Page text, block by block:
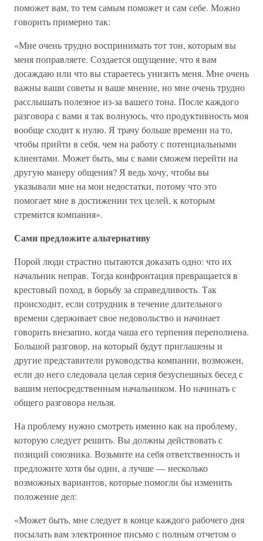
поможет вам, то тем самым поможет и сам себе. Можно
говорить примерно так:
«Мне очень трудно воспринимать тот тон, которым вы
меня поправляете. Создается ощущение, что я вам
досаждаю или что вы стараетесь унизить меня. Мне очень
важны ваши советы и ваше мнение, но мне очень трудно
расслышать полезное из-за вашего тона. После каждого
разговора с вами я так волнуюсь, что продуктивность моя
вообще сходит к нулю. Я трачу больше времени на то,
чтобы прийти в себя, чем на работу с потенциальными
клиентами. Может быть, мы с вами сможем перейти на
другую манеру общения? Я ведь хочу, чтобы вы
указывали мне на мои недостатки, потому что это
помогает мне в достижении тех целей, к которым
стремится компания».
Сами предложите альтернативу
Порой люди страстно пытаются доказать одно: что их
начальник неправ. Тогда конфронтация превращается в
крестовый поход, в борьбу за справедливость. Так
происходит, если сотрудник в течение длительного
времени сдерживает свое недовольство и начинает
говорить внезапно, когда чаша его терпения переполнена.
Большой разговор, на который будут приглашены и
другие представители руководства компании, возможен,
если до него следовала целая серия безуспешных бесед с
вашим непосредственным начальником. Но начинать с
общего разговора нельзя.
На проблему нужно смотреть именно как на проблему,
которую следует решить. Вы должны действовать с
позиций союзника. Возьмите на себя ответственность и
предложите хотя бы один, а лучше — несколько
возможных вариантов, которые помогли бы изменить
положение дел:
«Может быть, мне следует в конце каждого рабочего дня
посылать вам электронное письмо с полным отчетом о